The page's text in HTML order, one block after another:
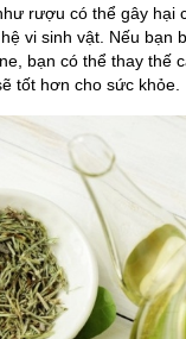
rượu có thể gây hại
vi sinh vật. Nếu bạn
bạn có thể thay thế
tốt hơn cho sức khỏe.